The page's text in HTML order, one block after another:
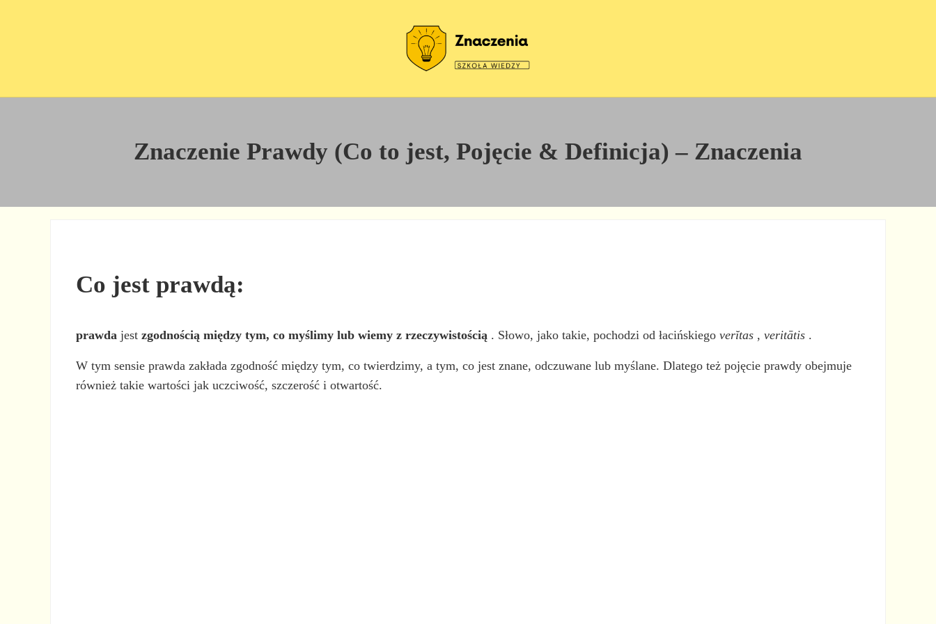
Znaczenie Prawdy (Co to jest, Pojęcie & Definicja) – Znaczenia
Co jest prawdą:
prawda jestzgodnością między tym, co myślimy lub wiemy z rzeczywistością . Słowo, jako takie, pochodzi od łacińskiegoverĭtas ,veritātis .
W tym sensie prawda zakłada zgodność między tym, co twierdzimy, a tym, co jest znane, odczuwane lub myślane. Dlatego też pojęcie prawdy obejmuje
również takie wartości jak uczciwość, szczerość i otwartość.